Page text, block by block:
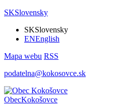
SKSlovensky
SKSlovensky
ENEnglish
Mapa webu RSS
podatelna@kokosovce.sk
ObecKokošovce